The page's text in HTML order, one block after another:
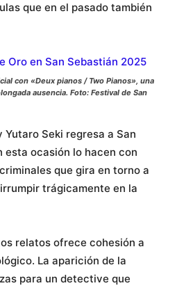
que en el pasado también
con «Deux pianos / Two Pianos», una
ausencia. Foto: Festival de San
Seki regresa a San
esta ocasión lo hacen con
que gira en torno a
trágicamente en la
relatos ofrece cohesión a
La aparición de la
para un detective que